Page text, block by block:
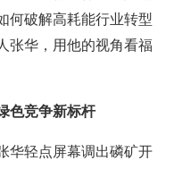
何破解高耗能行业转型
张华，用他的视角看福
色竞争新标杆
华轻点屏幕调出磷矿开